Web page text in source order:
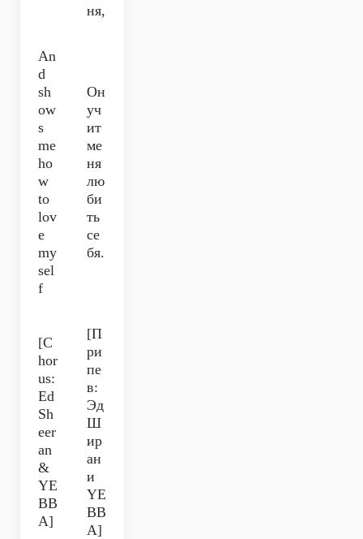
ня,
An
d
sh
ow
s
me
ho
w
to
lov
e
my
sel
f
Он
уч
ит
ме
ня
лю
би
ть
се
бя.
[C
hor
us:
Ed
Sh
eer
an
&
YE
BB
A]
[П
ри
пе
в:
Эд
Ш
ир
ан
и
YE
BB
A]